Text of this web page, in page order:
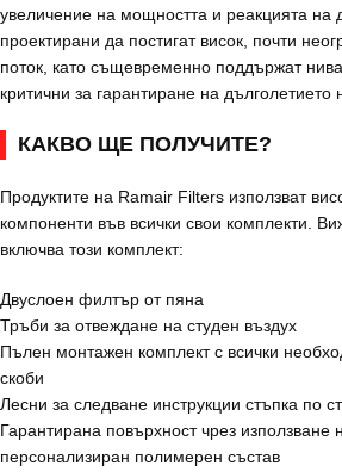
увеличение на мощността и реакцията на
проектирани да постигат висок, почти
поток, като същевременно поддържат
критични за гарантиране на дълголетието
КАКВО ЩЕ ПОЛУЧИТЕ?
Продуктите на Ramair Filters използват
компоненти във всички свои комплекти.
включва този комплект:
Двуслоен филтър от пяна
Тръби за отвеждане на студен въздух
Пълен монтажен комплект с всички
скоби
Лесни за следване инструкции стъпка по
Гарантирана повърхност чрез използване
персонализиран полимерен състав